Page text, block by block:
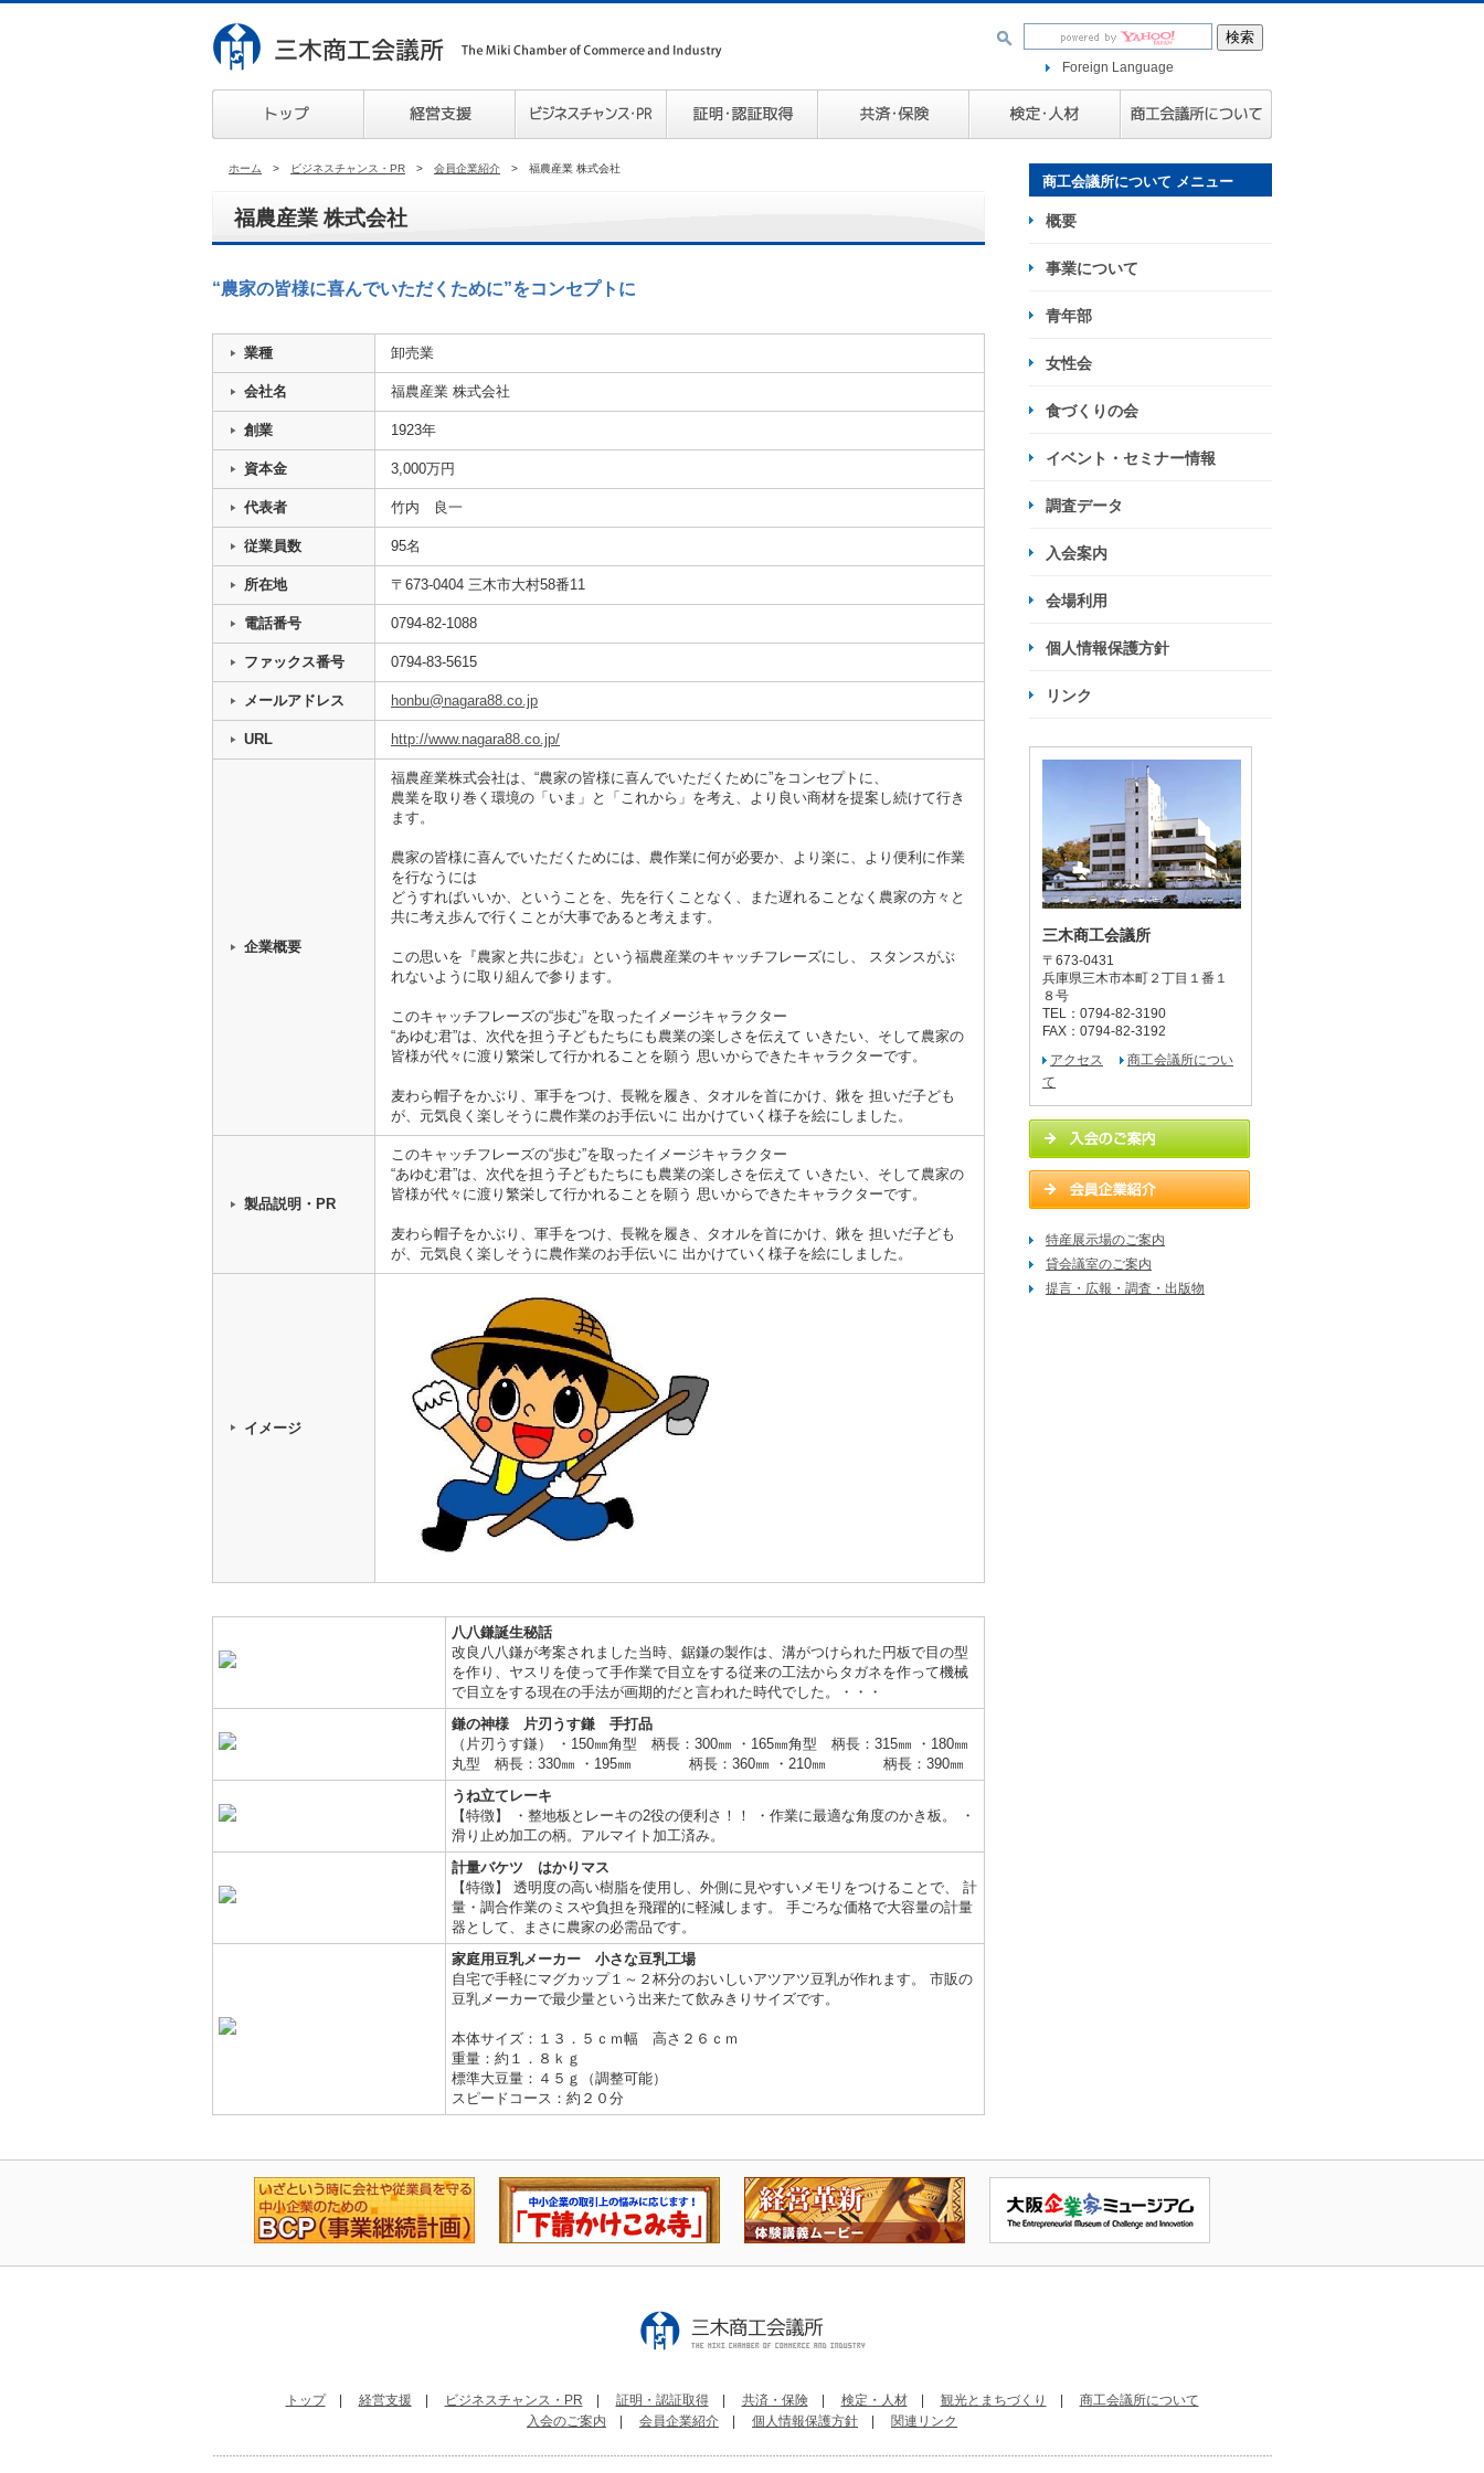
Foreign Language
ホーム > ビジネスチャンス・PR > 会員企業紹介 > 福農産業 株式会社
福農産業 株式会社
“農家の皆様に喜んでいただくために”をコンセプトに
業種 卸売業
会社名 福農産業 株式会社
創業 1923年
資本金 3,000万円
代表者 竹内 良一
従業員数 95名
所在地 〒673-0404 三木市大村58番11
電話番号 0794-82-1088
ファックス番号 0794-83-5615
メールアドレス honbu@nagara88.co.jp
URL http://www.nagara88.co.jp/
企業概要
福農産業株式会社は、“農家の皆様に喜んでいただくために”をコンセプトに、
農業を取り巻く環境の「いま」と「これから」を考え、より良い商材を提案し続けて行き
ます。
農家の皆様に喜んでいただくためには、農作業に何が必要か、より楽に、より便利に作業
を行なうには
どうすればいいか、ということを、先を行くことなく、また遅れることなく農家の方々と
共に考え歩んで行くことが大事であると考えます。
この思いを『農家と共に歩む』という福農産業のキャッチフレーズにし、 スタンスがぶ
れないように取り組んで参ります。
このキャッチフレーズの“歩む”を取ったイメージキャラクター
“あゆむ君”は、次代を担う子どもたちにも農業の楽しさを伝えて いきたい、そして農家の
皆様が代々に渡り繁栄して行かれることを願う 思いからできたキャラクターです。
麦わら帽子をかぶり、軍手をつけ、長靴を履き、タオルを首にかけ、鍬を 担いだ子ども
が、元気良く楽しそうに農作業のお手伝いに 出かけていく様子を絵にしました。
製品説明・PR
このキャッチフレーズの“歩む”を取ったイメージキャラクター
“あゆむ君”は、次代を担う子どもたちにも農業の楽しさを伝えて いきたい、そして農家の
皆様が代々に渡り繁栄して行かれることを願う 思いからできたキャラクターです。
麦わら帽子をかぶり、軍手をつけ、長靴を履き、タオルを首にかけ、鍬を 担いだ子ども
が、元気良く楽しそうに農作業のお手伝いに 出かけていく様子を絵にしました。
イメージ
八八鎌誕生秘話
改良八八鎌が考案されました当時、鋸鎌の製作は、溝がつけられた円板で目の型
を作り、ヤスリを使って手作業で目立をする従来の工法からタガネを作って機械
で目立をする現在の手法が画期的だと言われた時代でした。・・・
鎌の神様 片刃うす鎌 手打品
（片刃うす鎌） ・150㎜角型 柄長：300㎜ ・165㎜角型 柄長：315㎜ ・180㎜
丸型 柄長：330㎜ ・195㎜ 柄長：360㎜ ・210㎜ 柄長：390㎜
うね立てレーキ
【特徴】 ・整地板とレーキの2役の便利さ！！ ・作業に最適な角度のかき板。 ・
滑り止め加工の柄。アルマイト加工済み。
計量バケツ はかりマス
【特徴】 透明度の高い樹脂を使用し、外側に見やすいメモリをつけることで、 計
量・調合作業のミスや負担を飛躍的に軽減します。 手ごろな価格で大容量の計量
器として、まさに農家の必需品です。
家庭用豆乳メーカー 小さな豆乳工場
自宅で手軽にマグカップ１～２杯分のおいしいアツアツ豆乳が作れます。 市販の
豆乳メーカーで最少量という出来たて飲みきりサイズです。
本体サイズ：１３．５ｃｍ幅 高さ２６ｃｍ
重量：約１．８ｋｇ
標準大豆量：４５ｇ（調整可能）
スピードコース：約２０分
商工会議所について メニュー
概要
事業について
青年部
女性会
食づくりの会
イベント・セミナー情報
調査データ
入会案内
会場利用
個人情報保護方針
リンク
三木商工会議所
〒673-0431
兵庫県三木市本町２丁目１番１
８号
TEL：0794-82-3190
FAX：0794-82-3192
アクセス
商工会議所につい
て
特産展示場のご案内
貸会議室のご案内
提言・広報・調査・出版物
トップ| 経営支援 ビジネスチャンス・PR 証明・認証取得| 共済・保険| 検定・人材| 観光とまちづくり
商工会議所について
入会のご案内
会員企業紹介 個人情報保護方針 関連リンク